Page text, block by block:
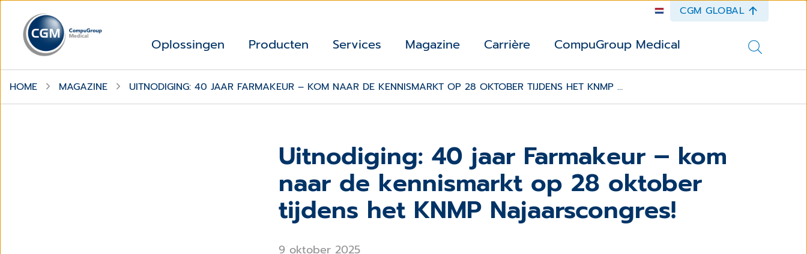
CGM GLOBAL
Oplossingen Producten Services Magazine Carrière CompuGroup Medical
HOME MAGAZINE UITNODIGING: 40 JAAR FARMAKEUR – KOM NAAR DE KENNISMARKT OP 28 OKTOBER TIJDENS HET KNMP …
Uitnodiging: 40 jaar Farmakeur – kom
naar de kennismarkt op 28 oktober
tijdens het KNMP Najaarscongres!
9 oktober 2025